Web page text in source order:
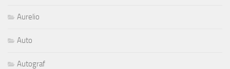
Aurelio
Auto
Autograf